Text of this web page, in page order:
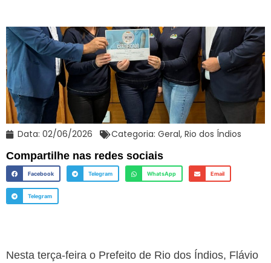
Data: 02/06/2026 Categoria: Geral, Rio dos Índios
Compartilhe nas redes sociais
Facebook Telegram WhatsApp Email
Telegram
Nesta terça-feira o Prefeito de Rio dos Índios, Flávio